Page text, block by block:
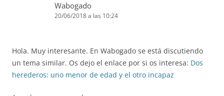
Wabogado
20/06/2018 a las 10:24
Hola. Muy interesante. En Wabogado se está discutiendo
un tema similar. Os dejo el enlace por si os interesa: Dos
herederos: uno menor de edad y el otro incapaz